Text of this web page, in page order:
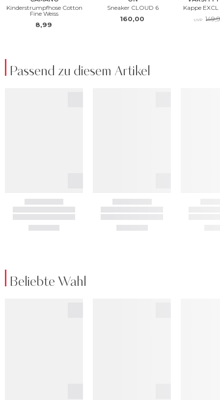
Passend zu diesem Artikel
Beliebte Wahl